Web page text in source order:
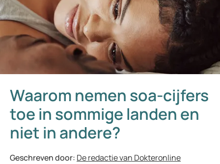
Waarom nemen soa-cijfers
toe in sommige landen en
niet in andere?
Geschreven door: De redactie van Dokteronline